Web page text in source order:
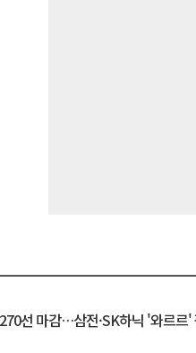
선 마감…삼전·SK하닉 '와르르